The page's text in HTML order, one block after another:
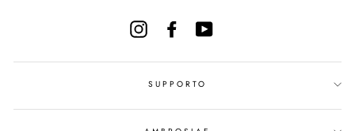
InstagramFacebookYouTube
SUPPORTO